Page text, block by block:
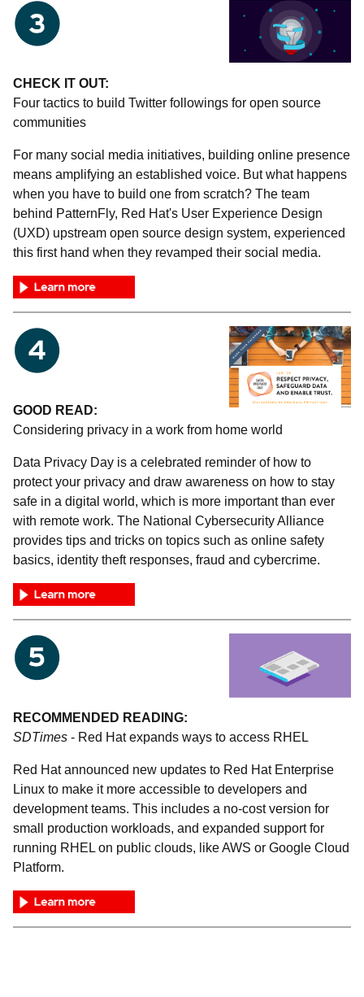
CHECK IT OUT:
Four tactics to build Twitter followings for open source
communities
For many social media initiatives, building online presence
means amplifying an established voice. But what happens
when you have to build one from scratch? The team
behind PatternFly, Red Hat's User Experience Design
(UXD) upstream open source design system, experienced
this first hand when they revamped their social media.
GOOD READ:
Considering privacy in a work from home world
Data Privacy Day is a celebrated reminder of how to
protect your privacy and draw awareness on how to stay
safe in a digital world, which is more important than ever
with remote work. The National Cybersecurity Alliance
provides tips and tricks on topics such as online safety
basics, identity theft responses, fraud and cybercrime.
RECOMMENDED READING:
SDTimes - Red Hat expands ways to access RHEL
Red Hat announced new updates to Red Hat Enterprise
Linux to make it more accessible to developers and
development teams. This includes a no-cost version for
small production workloads, and expanded support for
running RHEL on public clouds, like AWS or Google Cloud
Platform.